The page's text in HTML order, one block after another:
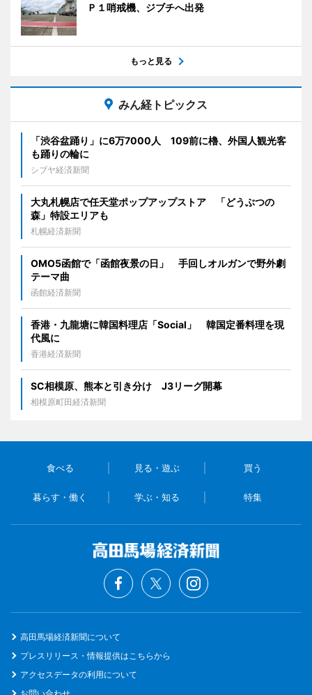
Ｐ１哨戒機、ジブチへ出発
もっと見る
みん経トピックス
「渋谷盆踊り」に6万7000人 109前に櫓、外国人観光客
も踊りの輪に
シブヤ経済新聞
大丸札幌店で任天堂ポップアップストア 「どうぶつの
森」特設エリアも
札幌経済新聞
OMO5函館で「函館夜景の日」 手回しオルガンで野外劇
テーマ曲
函館経済新聞
香港・九龍塘に韓国料理店「Social」 韓国定番料理を現
代風に
香港経済新聞
SC相模原、熊本と引き分け J3リーグ開幕
相模原町田経済新聞
食べる 見る・遊ぶ 買う
暮らす・働く 学ぶ・知る 特集
高田馬場経済新聞について
プレスリリース・情報提供はこちらから
アクセスデータの利用について